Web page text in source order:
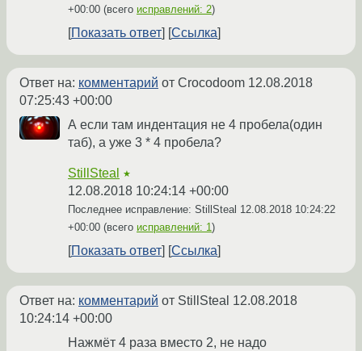
+00:00 (всего исправлений: 2)
Показать ответ Ссылка
Ответ на: комментарий от Crocodoom 12.08.2018
07:25:43 +00:00
А если там индентация не 4 пробела(один
таб), а уже 3 * 4 пробела?
StillSteal ★
12.08.2018 10:24:14 +00:00
Последнее исправление: StillSteal 12.08.2018 10:24:22
+00:00 (всего исправлений: 1)
Показать ответ Ссылка
Ответ на: комментарий от StillSteal 12.08.2018
10:24:14 +00:00
Нажмёт 4 раза вместо 2, не надо